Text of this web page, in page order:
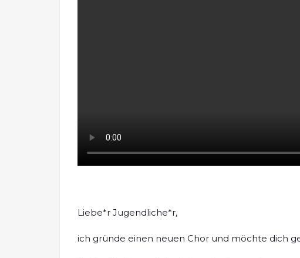
Liebe*r Jugendliche*r,
ich gründe einen neuen Chor und möchte dich